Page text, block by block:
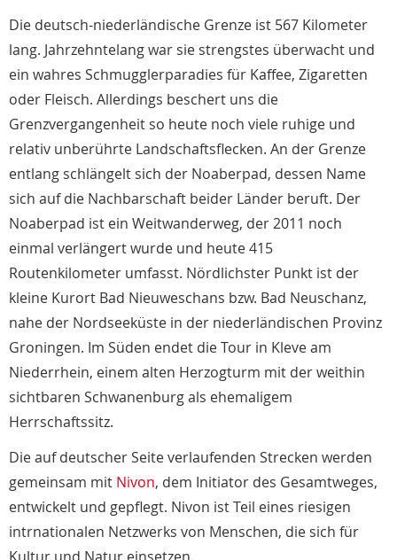
Die deutsch-niederländische Grenze ist 567 Kilometer
lang. Jahrzehntelang war sie strengstes überwacht und
ein wahres Schmugglerparadies für Kaffee, Zigaretten
oder Fleisch. Allerdings beschert uns die
Grenzvergangenheit so heute noch viele ruhige und
relativ unberührte Landschaftsflecken. An der Grenze
entlang schlängelt sich der Noaberpad, dessen Name
sich auf die Nachbarschaft beider Länder beruft. Der
Noaberpad ist ein Weitwanderweg, der 2011 noch
einmal verlängert wurde und heute 415
Routenkilometer umfasst. Nördlichster Punkt ist der
kleine Kurort Bad Nieuweschans bzw. Bad Neuschanz,
nahe der Nordseeküste in der niederländischen Provinz
Groningen. Im Süden endet die Tour in Kleve am
Niederrhein, einem alten Herzogturm mit der weithin
sichtbaren Schwanenburg als ehemaligem
Herrschaftssitz.
Die auf deutscher Seite verlaufenden Strecken werden
gemeinsam mit Nivon, dem Initiator des Gesamtweges,
entwickelt und gepflegt. Nivon ist Teil eines riesigen
intrnationalen Netzwerks von Menschen, die sich für